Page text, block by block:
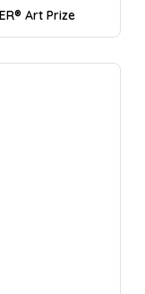
Art Prize